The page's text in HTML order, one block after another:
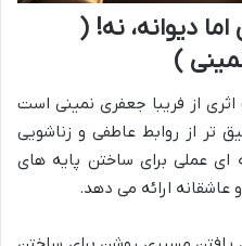
دیوانه، نه! (
)
از فریبا جعفری نمینی است
تر از روابط عاطفی و زناشویی
ای عملی برای ساختن پایه های
ارائه می دهد.